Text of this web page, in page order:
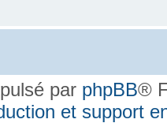
par phpBB®
et support